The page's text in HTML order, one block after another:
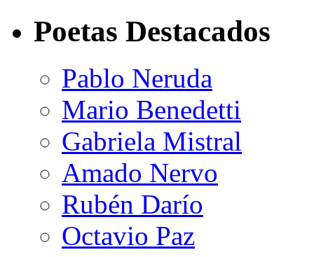
Poetas Destacados
Pablo Neruda
Mario Benedetti
Gabriela Mistral
Amado Nervo
Rubén Darío
Octavio Paz